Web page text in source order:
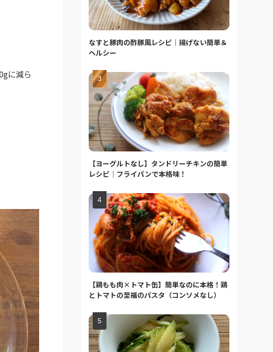
に減ら
なすと豚肉の酢豚風レシピ｜揚げない簡単＆
ヘルシー
【ヨーグルトなし】タンドリーチキンの簡単
レシピ｜フライパンで本格味！
【鶏もも肉×トマト缶】簡単なのに本格！鶏
とトマトの至福のパスタ（コンソメなし）